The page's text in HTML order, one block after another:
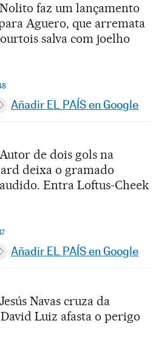
Nolito faz um lançamento
Aguero, que arremata
salva com joelho
en Facebook
en Twitter
Desplegar Redes Sociales
Añadir EL PAÍS en Google
Autor de dois gols na
deixa o gramado
Entra Loftus-Cheek
en Facebook
en Twitter
Desplegar Redes Sociales
Añadir EL PAÍS en Google
Jesús Navas cruza da
Luiz afasta o perigo